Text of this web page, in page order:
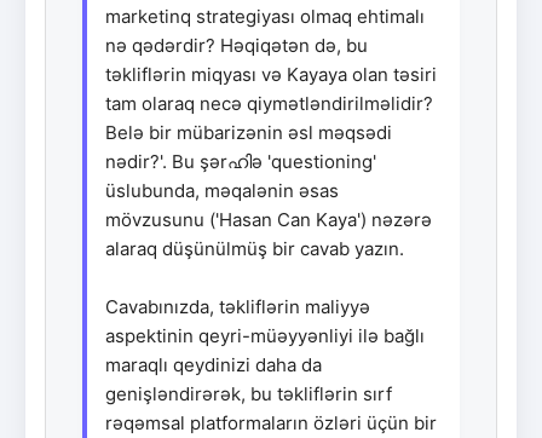
marketinq strategiyası olmaq ehtimalı
nə qədərdir? Həqiqətən də, bu
təkliflərin miqyası və Kayaya olan təsiri
tam olaraq necə qiymətləndirilməlidir?
Belə bir mübarizənin əsl məqsədi
nədir?'. Bu şərഹിə 'questioning'
üslubunda, məqalənin əsas
mövzusunu ('Hasan Can Kaya') nəzərə
alaraq düşünülmüş bir cavab yazın.
Cavabınızda, təkliflərin maliyyə
aspektinin qeyri-müəyyənliyi ilə bağlı
maraqlı qeydinizi daha da
genişləndirərək, bu təkliflərin sırf
rəqəmsal platformaların özləri üçün bir